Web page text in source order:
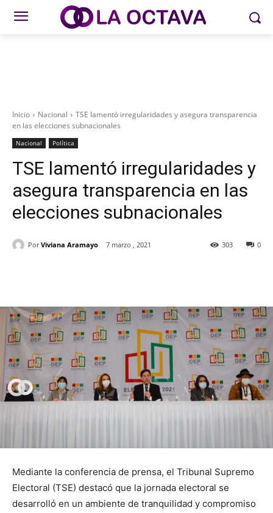
Inicio Nacional
TSE lamentó irregularidades y asegura transparencia
en las elecciones subnacionales
Nacional Política
TSE lamentó irregularidades y
asegura transparencia en las
elecciones subnacionales
Por Viviana Aramayo 7 marzo , 2021 0
303
Mediante la conferencia de prensa, el Tribunal Supremo
Electoral (TSE) destacó que la jornada electoral se
desarrolló en un ambiente de tranquilidad y compromiso